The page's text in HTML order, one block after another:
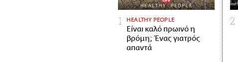
HEALTHY PEOPLE
Είναι καλό πρωινό η
βρόμη; Ένας γιατρός
απαντά